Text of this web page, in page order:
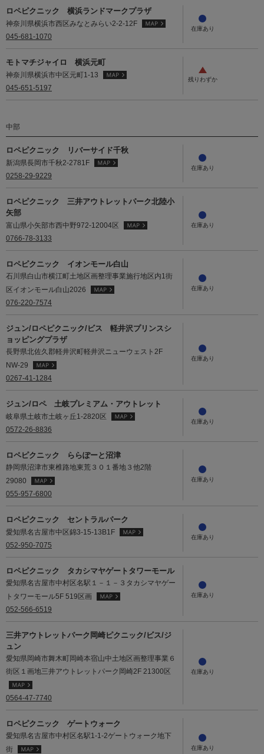
ロペピクニック 横浜ランドマークプラザ
神奈川県横浜市西区みなとみらい2-2-12F
045-681-1070
モトマチジャイロ 横浜元町
神奈川県横浜市中区元町1-13
045-651-5197
中部
ロペピクニック リバーサイド千秋
新潟県長岡市千秋2-2781F
0258-29-9229
ロペピクニック 三井アウトレットパーク北陸小
矢部
富山県小矢部市西中野972-12004区
0766-78-3133
ロペピクニック イオンモール白山
石川県白山市横江町土地区画整理事業施行地区内1街
区イオンモール白山2026
076-220-7574
ジュン/ロペピクニック/ビス 軽井沢プリンスシ
ョッピングプラザ
長野県北佐久郡軽井沢町軽井沢ニューウェスト2F
NW-29
0267-41-1284
ジュン/ロペ 土岐プレミアム・アウトレット
岐阜県土岐市土岐ヶ丘1-2820区
0572-26-8836
ロペピクニック ららぽーと沼津
静岡県沼津市東椎路地東荒３０１番地３他2階
29080
055-957-6800
ロペピクニック セントラルパーク
愛知県名古屋市中区錦3-15-13B1F
052-950-7075
ロペピクニック タカシマヤゲートタワーモール
愛知県名古屋市中村区名駅１－１－３タカシマヤゲー
トタワーモール5F 519区画
052-566-6519
三井アウトレットパーク岡崎ピクニック/ビス/ジ
ュン
愛知県岡崎市舞木町岡崎本宿山中土地区画整理事業６
街区１画地三井アウトレットパーク岡崎2F 21300区
0564-47-7740
ロペピクニック ゲートウォーク
愛知県名古屋市中村区名駅1-1-2ゲートウォーク地下
街